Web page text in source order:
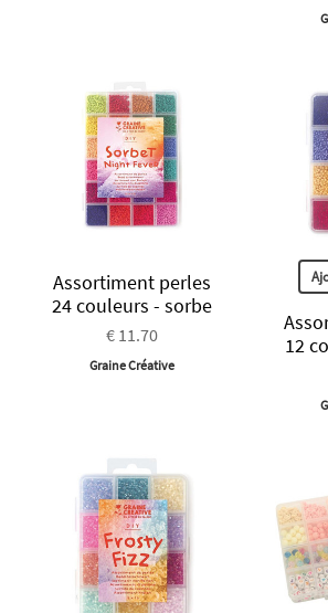
Assortiment perles
24 couleurs - sorbe
€ 11.70
Graine Créative
12